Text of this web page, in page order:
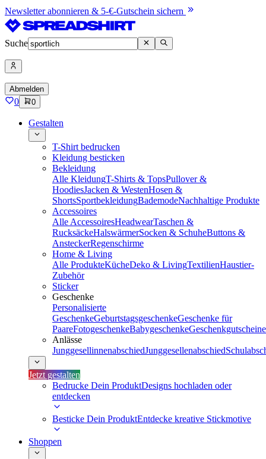
Newsletter abonnieren & 5-€-Gutschein sichern
Suche
Abmelden
0 0
Gestalten
T-Shirt bedrucken
Kleidung besticken
Bekleidung
Alle KleidungT-Shirts & TopsPullover &
HoodiesJacken & WestenHosen &
ShortsSportbekleidungBademodeNachhaltige Produkte
Accessoires
Alle AccessoiresHeadwearTaschen &
RucksäckeHalswärmerSocken & SchuheButtons &
AnsteckerRegenschirme
Home & Living
Alle ProdukteKücheDeko & LivingTextilienHaustier-
Zubehör
Sticker
Geschenke
Personalisierte
GeschenkeGeburtstagsgeschenkeGeschenke für
PaareFotogeschenkeBabygeschenkeGeschenkgutscheine
Anlässe
JunggesellinnenabschiedJunggesellenabschied
Jetzt gestalten
Bedrucke Dein ProduktDesigns hochladen oder
entdecken
Besticke Dein ProduktEntdecke kreative Stickmotive
Shoppen